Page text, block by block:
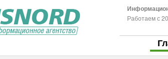
Работаем с